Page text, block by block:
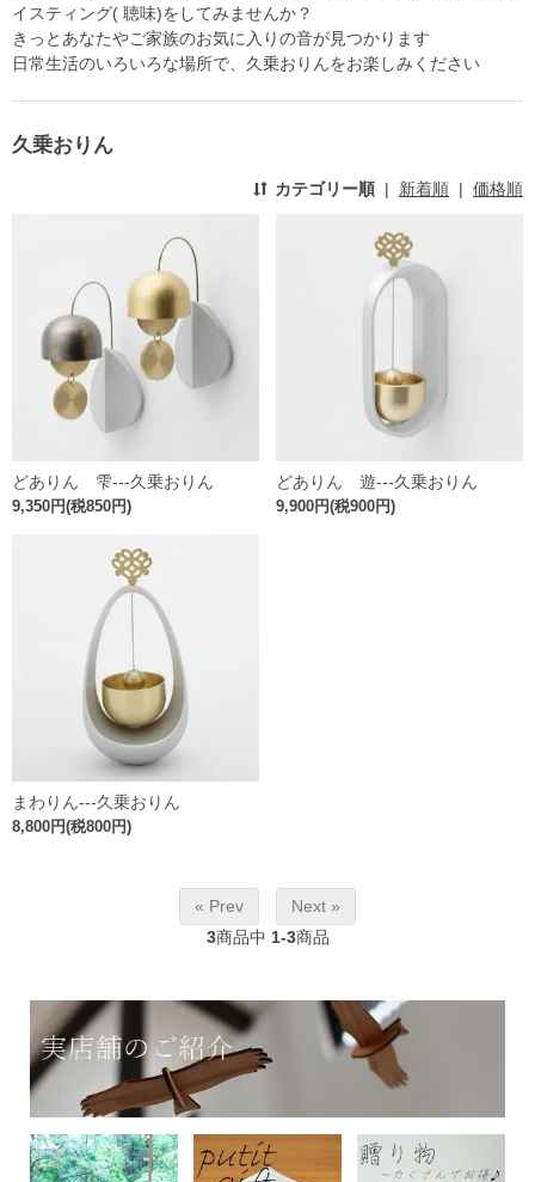
イスティング( 聴味)をしてみませんか？
きっとあなたやご家族のお気に入りの音が見つかります
日常生活のいろいろな場所で、久乗おりんをお楽しみください
久乗おりん
カテゴリー順 | 新着順 | 価格順
どありん 雫---久乗おりん
9,350円(税850円)
どありん 遊---久乗おりん
9,900円(税900円)
まわりん---久乗おりん
8,800円(税800円)
« Prev
Next »
3商品中 1-3商品